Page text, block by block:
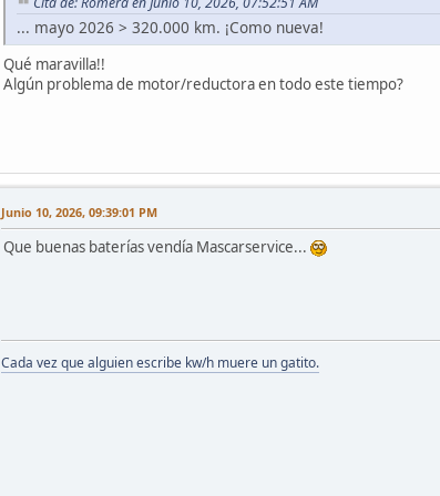
... mayo 2026 > 320.000 km. ¡Como nueva!
Qué maravilla!!
Algún problema de motor/reductora en todo este tiempo?
Junio 10, 2026, 09:39:01 PM
Que buenas baterías vendía Mascarservice...
Cada vez que alguien escribe kw/h muere un gatito.